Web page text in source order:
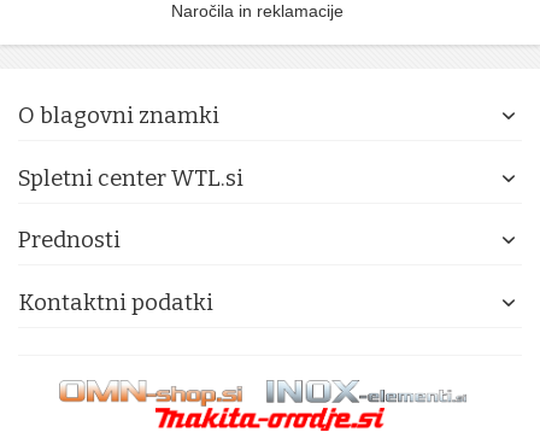
Naročila in reklamacije
O blagovni znamki
Spletni center WTL.si
Prednosti
Kontaktni podatki